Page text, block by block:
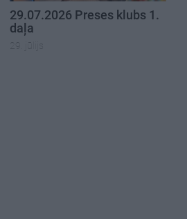
29.07.2026 Preses klubs 1.
daļa
29. jūlijs